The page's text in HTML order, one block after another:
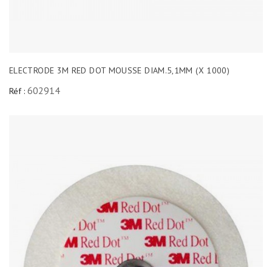
ELECTRODE 3M RED DOT MOUSSE DIAM.5,1MM (X 1000)
Réf : 602914